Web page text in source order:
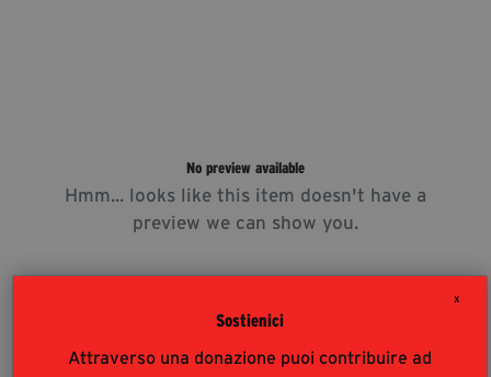
X
Sostienici
Attraverso una donazione puoi contribuire ad
Contatti
segreteria@tramefestival.it
No preview available
Hmm... looks like this item doesn't have a
preview we can show you.
Accrediti Stampa